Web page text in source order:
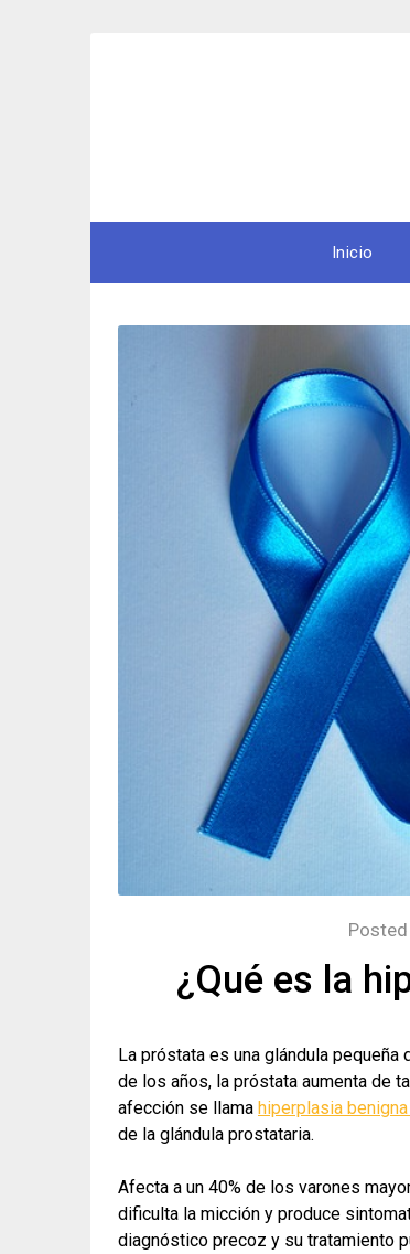
Inicio
¿Qué es la
La próstata es una glándula
de los años, la próstata aumenta de
afección se llama hiperplasia
de la glándula prostataria.
Afecta a un 40% de los varones
dificulta la micción y produce
diagnóstico precoz y su tratamiento